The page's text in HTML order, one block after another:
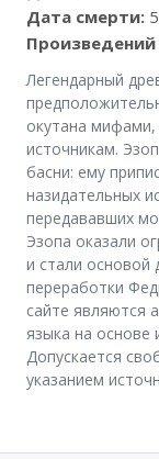
Дата смерти:
Произведений
Легендарный
окутана
источникам.
басни: ему
назидательных
передававших
Эзопа оказали
и стали основой
переработки
сайте являются
языка на основе
Допускается
указанием